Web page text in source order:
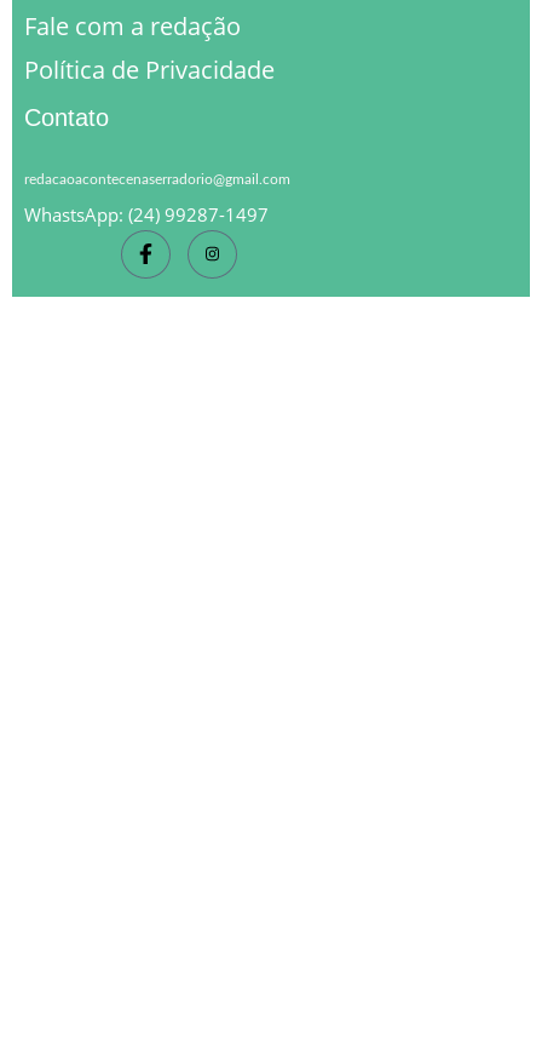
Fale com a redação
Política de Privacidade
Contato
redacaoacontecenaserradorio@gmail.com
WhastsApp: (24) 99287-1497